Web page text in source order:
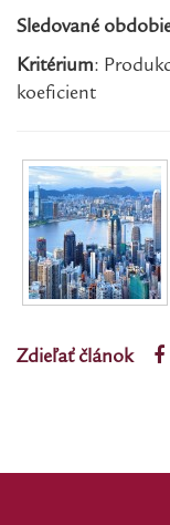
Sledované
Kritérium:
koeficient
Zdieľať článok